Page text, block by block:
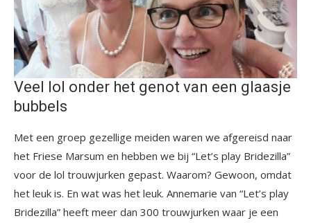
Veel lol onder het genot van een glaasje
bubbels
Met een groep gezellige meiden waren we afgereisd naar
het Friese Marsum en hebben we bij “Let’s play Bridezilla”
voor de lol trouwjurken gepast. Waarom? Gewoon, omdat
het leuk is. En wat was het leuk. Annemarie van “Let’s play
Bridezilla” heeft meer dan 300 trouwjurken waar je een